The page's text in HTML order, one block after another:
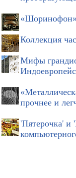
Коллекция
Мифы
прочнее и
'Пятерочка' и